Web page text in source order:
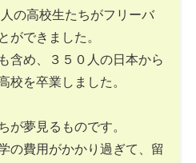
の高校生たちがフリーバ
ができました。
含め、３５０人の日本から
校を卒業しました。
が夢見るものです。
の費用がかかり過ぎて、留